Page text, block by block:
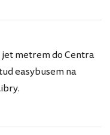
metrem do Centra
easybusem na